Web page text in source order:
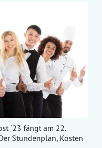
`23 fängt am 22.
Stundenplan, Kosten